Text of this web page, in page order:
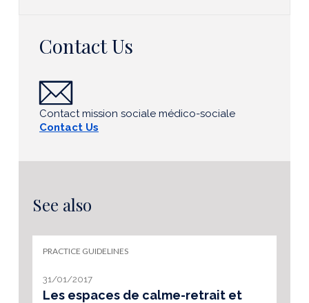
Contact Us
Contact mission sociale médico-sociale
Contact Us
See also
PRACTICE GUIDELINES
31/01/2017
Les espaces de calme-retrait et